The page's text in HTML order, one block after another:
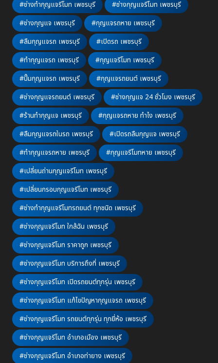
#ช่างทำกุญแจรีโมท เพชรบุรี
#ช่างกุญแจรีโมท เพชรบุรี
#ช่างกุญแจ เพชรบุรี
#กุญแจรถหาย เพชรบุรี
#ลืมกุญแจรถ เพชรบุรี
#เปิดรถ เพชรบุรี
#ทำกุญแจรถ เพชรบุรี
#กุญแจรีโมท เพชรบุรี
#ปั๊มกุญแจรถ เพชรบุรี
#กุญแจรถยนต์ เพชรบุรี
#ช่างกุญแจรถยนต์ เพชรบุรี
#ช่างกุญแจ 24 ชั่วโมง เพชรบุรี
#ร้านทำกุญแจ เพชรบุรี
#กุญแจรถหาย ทำไง เพชรบุรี
#ลืมกุญแจรถในรถ เพชรบุรี
#เปิดรถลืมกุญแจ เพชรบุรี
#ทำกุญแจรถหาย เพชรบุรี
#กุญแจรีโมทหาย เพชรบุรี
#เปลี่ยนถ่านกุญแจรีโมท เพชรบุรี
#เปลี่ยนกรอบกุญแจรีโมท เพชรบุรี
#ช่างทำกุญแจรีโมทรถยนต์ ทุกชนิด เพชรบุรี
#ช่างกุญแจรีโมท ใกล้ฉัน เพชรบุรี
#ช่างกุญแจรีโมท ราคาถูก เพชรบุรี
#ช่างกุญแจรีโมท บริการถึงที่ เพชรบุรี
#ช่างกุญแจรีโมท เปิดรถยนต์ทุกรุ่น เพชรบุรี
#ช่างกุญแจรีโมท แก้ไขปัญหากุญแจรถ เพชรบุรี
#ช่างกุญแจรีโมท รถยนต์ทุกรุ่น ทุกยี่ห้อ เพชรบุรี
#ช่างกุญแจรีโมท อำเภอเมือง เพชรบุรี
#ช่างกุญแจรีโมท อำเภอท่ายาง เพชรบุรี